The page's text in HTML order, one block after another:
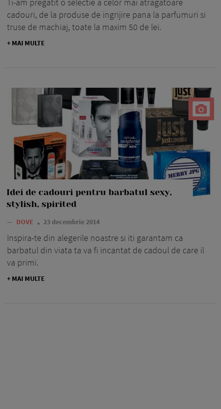
cadouri, de la produse de ingrijire pana la parfumuri si
truse de machiaj, toate la maxim 50 de lei.
+ MAI MULTE
Idei de cadouri pentru barbatul sexy,
stylish, spirited
— DOVE 23 decembrie 2014
Inspira-te din alegerile noastre si iti garantam ca
barbatul din viata ta va fi incantat de cadoul de care il
va primi.
+ MAI MULTE